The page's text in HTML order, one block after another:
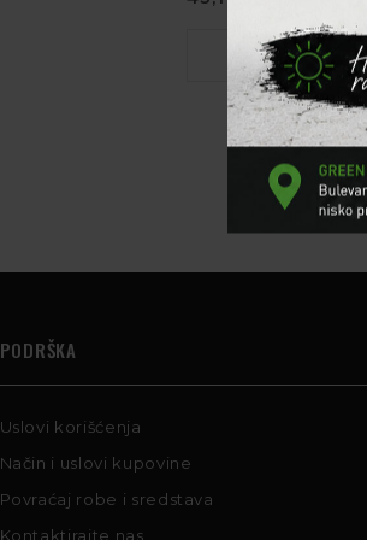
PODRŠKA
Uslovi korišćenja
Način i uslovi kupovine
Povraćaj robe i sredstava
Kontaktirajte nas